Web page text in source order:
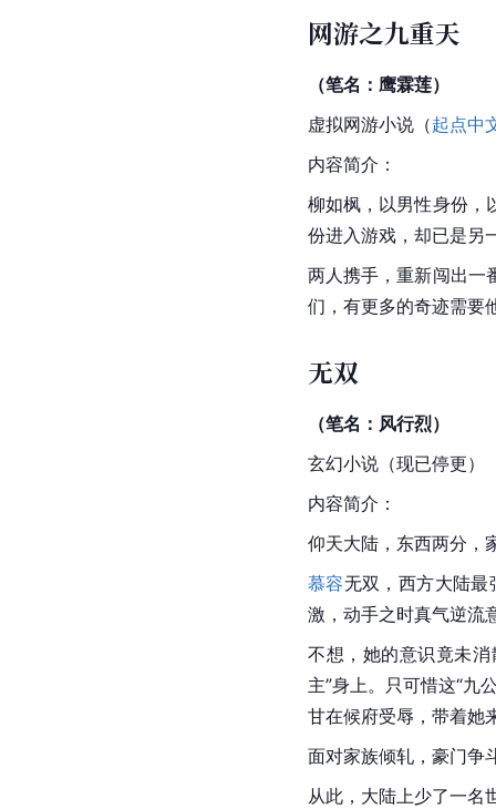
网游之九重天
（笔名：鹰霖莲）
虚拟网游小说（起点中
内容简介：
柳如枫，以男性身份，
份进入游戏，却已是另
两人携手，重新闯出一
们，有更多的奇迹需要
无双
（笔名：风行烈）
玄幻小说（现已停更）
内容简介：
仰天大陆，东西两分，
慕容无双，西方大陆
激，动手之时真气逆流
不想，她的意识竟未
主”身上。只可惜这“九
甘在候府受辱，带着她
面对家族倾轧，豪门争
从此，大陆上少了一名